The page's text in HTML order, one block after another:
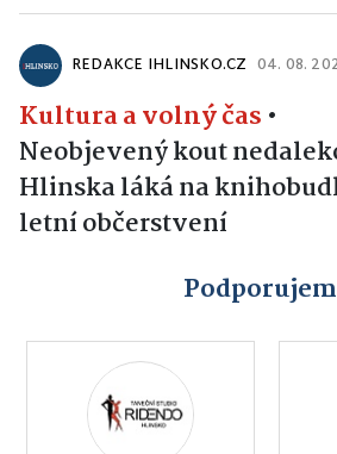
REDAKCE IHLINSKO.CZ 04. 08.
Kultura a volný čas •
Neobjevený kout
Hlinska láká na
letní občerstvení